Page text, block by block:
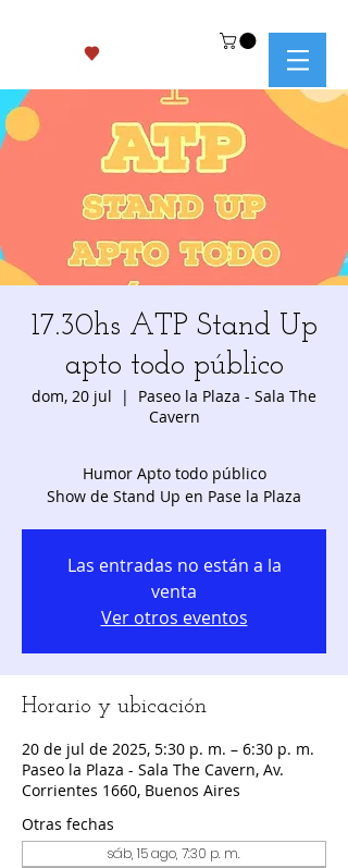
17.30hs ATP Stand Up
apto todo público
dom, 20 jul
  |
Paseo la Plaza - Sala The
Cavern
Humor Apto todo público
Show de Stand Up en Pase la Plaza
Las entradas no están a la
venta
Ver otros eventos
Horario y ubicación
20 de jul de 2025, 5:30 p. m. – 6:30 p. m.
Paseo la Plaza - Sala The Cavern, Av.
Corrientes 1660, Buenos Aires
Otras fechas
sáb, 15 ago, 7:30 p. m.